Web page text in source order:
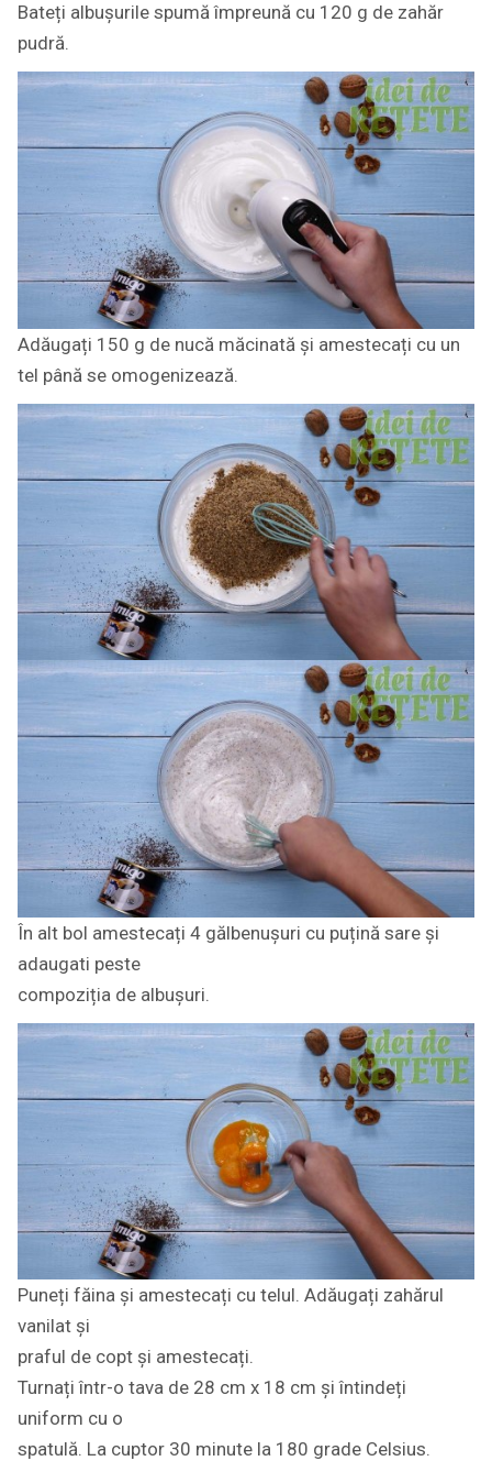
Bateți albușurile spumă împreună cu 120 g de zahăr
pudră.
Adăugați 150 g de nucă măcinată și amestecați cu un
tel până se omogenizează.
În alt bol amestecați 4 gălbenușuri cu puțină sare și
adaugati peste
compoziția de albușuri.
Puneți făina și amestecați cu telul. Adăugați zahărul
vanilat și
praful de copt și amestecați.
Turnați într-o tava de 28 cm x 18 cm și întindeți
uniform cu o
spatulă. La cuptor 30 minute la 180 grade Celsius.